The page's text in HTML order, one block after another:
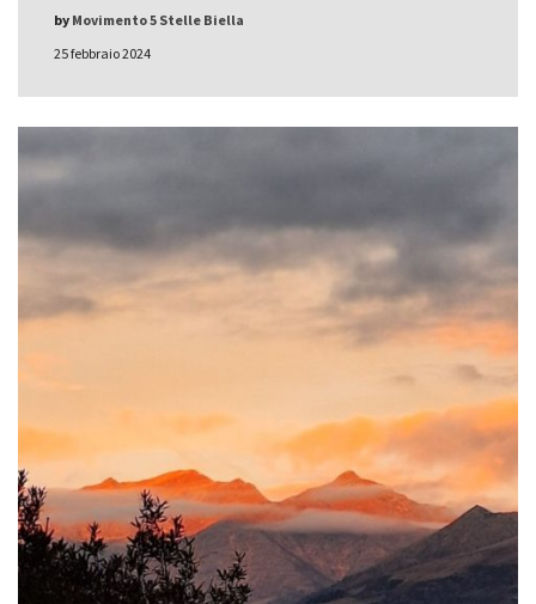
25 febbraio 2024
by Movimento 5 Stelle Biella